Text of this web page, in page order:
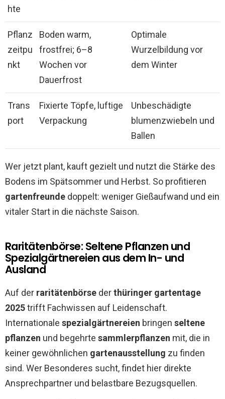
hte
Pflanz
zeitpu
nkt
Boden warm,
frostfrei; 6–8
Wochen vor
Dauerfrost
Optimale
Wurzelbildung vor
dem Winter
Trans
port
Fixierte Töpfe, luftige
Verpackung
Unbeschädigte
blumenzwiebeln und
Ballen
Wer jetzt plant, kauft gezielt und nutzt die Stärke des
Bodens im Spätsommer und Herbst. So profitieren
gartenfreunde doppelt: weniger Gießaufwand und ein
vitaler Start in die nächste Saison.
Raritätenbörse: Seltene Pflanzen und
Spezialgärtnereien aus dem In- und
Ausland
Auf der raritätenbörse derthüringer gartentage
2025trifft Fachwissen auf Leidenschaft.
Internationale spezialgärtnereien bringen seltene
pflanzen und begehrte sammlerpflanzen mit, die in
keiner gewöhnlichen gartenausstellung zu finden
sind. Wer Besonderes sucht, findet hier direkte
Ansprechpartner und belastbare Bezugsquellen.